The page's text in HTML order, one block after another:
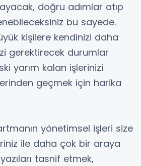
doğru adımlar atıp
bu sayede.
kişilere kendinizi daha
gerektirecek durumlar
yarım kalan işlerinizi
geçmek için harika
yönetimsel işleri size
ile daha çok bir araya
tasnif etmek,